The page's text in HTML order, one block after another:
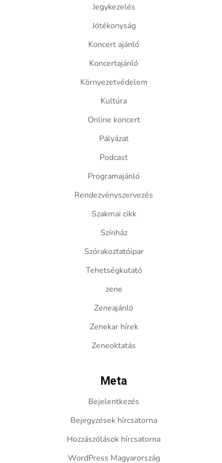
Jegykezelés
Jótékonyság
Koncert ajánló
Koncertajánló
Környezetvédelem
Kultúra
Online koncert
Pályázat
Podcast
Programajánló
Rendezvényszervezés
Szakmai cikk
Színház
Szórakoztatóipar
Tehetségkutató
zene
Zeneajánló
Zenekar hírek
Zeneoktatás
Meta
Bejelentkezés
Bejegyzések hírcsatorna
Hozzászólások hírcsatorna
WordPress Magyarország